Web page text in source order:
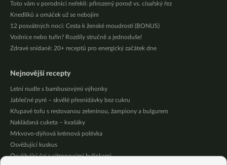
Toto vám v porodnici neřekli: přirozený porod vs. císařský řez
Knedlíků a omáček už se nebojím
12 posvátných nocí: Cesta k ženské moudrosti (BONUS)
Vodnice nebo tuřín? Rozdíly stručně a jednoduše!
Zdravé snídaně: 20+ receptů pro energický začátek dne
Nejnovější recepty
Letní nudle s bambusovými výhonky
Jablečné pyré – skvělé přesnídávky bez cukru
Křupavé tofu s restovanou zeleninou, žampiony a bulgurem
Nakládaná cuketa – kvašáky
Mrkvovo-dýňová krémová polévka
Osvěžující kuskus
Osvěžující čaj s citronovými bylinkami